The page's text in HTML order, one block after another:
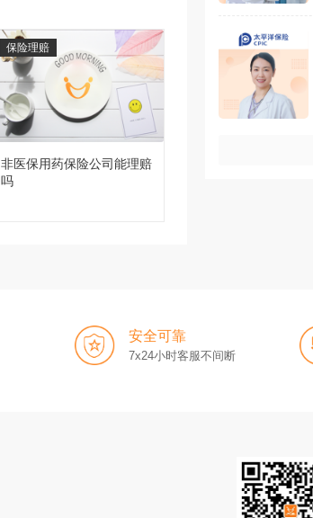
非医保用药保险公司能理赔
吗
保险理赔
安全可靠
7x24小时客服不间断